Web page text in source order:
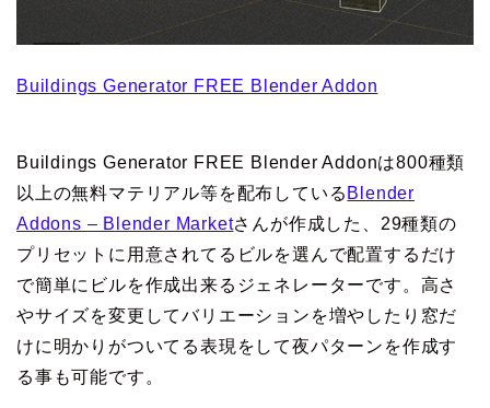
Buildings Generator FREE Blender Addon
Buildings Generator FREE Blender Addonは800種類
以上の無料マテリアル等を配布している Blender
Addons – Blender Marketさんが作成した、29種類の
プリセットに用意されてるビルを選んで配置するだけ
で簡単にビルを作成出来るジェネレーターです。高さ
やサイズを変更してバリエーションを増やしたり窓だ
けに明かりがついてる表現をして夜パターンを作成す
る事も可能です。